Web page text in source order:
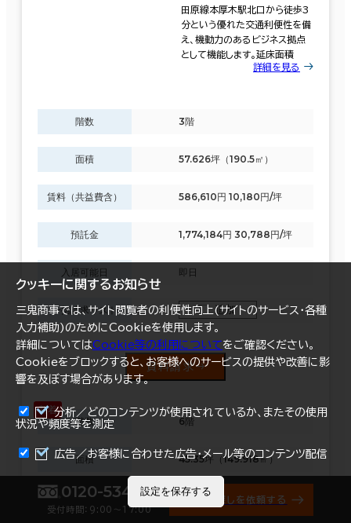
田原線本厚木駅北口から徒歩3
分という優れた交通利便性を備
え、機動力のあるビジネス拠点
として機能します。延床面積
詳細を見る
階数 3階
面積 57.626坪（190.5㎡）
賃料（共益費含） 586,610円 10,180円/坪
預託金 1,774,184円 30,788円/坪
入居可能日 即日
一括請求リスト 追加
資料請求
階数 6階
面積 45.35坪（149.918㎡）
賃料（共益費含） 786,416円 17,342円/坪
まとめて資料請求
0120-534-011
受付時間：9:00〜17:00
オフィス探しを依頼する
クッキーに関するお知らせ
三鬼商事では、サイト閲覧者の利便性向上(サイトのサービス・各種
入力補助)のためにCookieを使用します。
詳細についてはCookie等の利用についてをご確認ください。
Cookieをブロックすると、お客様へのサービスの提供や改善に影
響を及ぼす場合があります。
分析／どのコンテンツが使用されているか、またその使用
状況や頻度等を測定
広告／お客様に合わせた広告・メール等のコンテンツ配信
設定を保存する